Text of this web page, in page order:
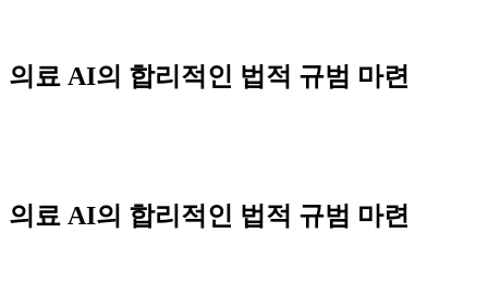
content
의료 AI의 합리적인 법적 규범 마련
의료 AI의 합리적인 법적 규범 마련